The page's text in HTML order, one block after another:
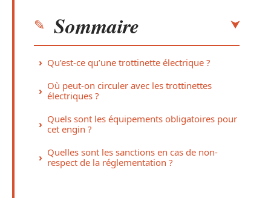
Sommaire
Qu’est-ce qu’une trottinette électrique ?
Où peut-on circuler avec les trottinettes
électriques ?
Quels sont les équipements obligatoires pour
cet engin ?
Quelles sont les sanctions en cas de non-
respect de la réglementation ?